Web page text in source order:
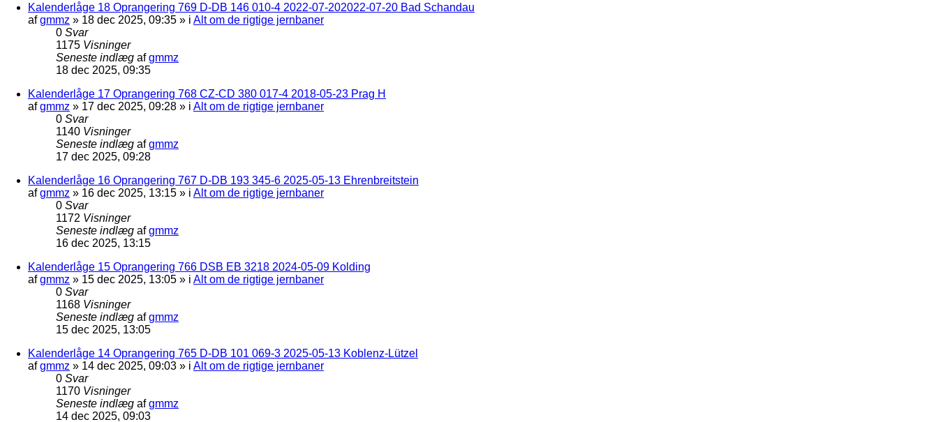
Kalenderlåge 18 Oprangering 769 D-DB 146 010-4 2022-07-202022-07-20 Bad Schandau
afgmmz » 18 dec 2025, 09:35 » i Alt om de rigtige jernbaner
0 Svar
1175 Visninger
Seneste indlæg afgmmz
18 dec 2025, 09:35
Kalenderlåge 17 Oprangering 768 CZ-CD 380 017-4 2018-05-23 Prag H
afgmmz » 17 dec 2025, 09:28 » i Alt om de rigtige jernbaner
0 Svar
1140 Visninger
Seneste indlæg afgmmz
17 dec 2025, 09:28
Kalenderlåge 16 Oprangering 767 D-DB 193 345-6 2025-05-13 Ehrenbreitstein
afgmmz » 16 dec 2025, 13:15 » i Alt om de rigtige jernbaner
0 Svar
1172 Visninger
Seneste indlæg afgmmz
16 dec 2025, 13:15
Kalenderlåge 15 Oprangering 766 DSB EB 3218 2024-05-09 Kolding
afgmmz » 15 dec 2025, 13:05 » i Alt om de rigtige jernbaner
0 Svar
1168 Visninger
Seneste indlæg afgmmz
15 dec 2025, 13:05
Kalenderlåge 14 Oprangering 765 D-DB 101 069-3 2025-05-13 Koblenz-Lützel
afgmmz » 14 dec 2025, 09:03 » i Alt om de rigtige jernbaner
0 Svar
1170 Visninger
Seneste indlæg afgmmz
14 dec 2025, 09:03